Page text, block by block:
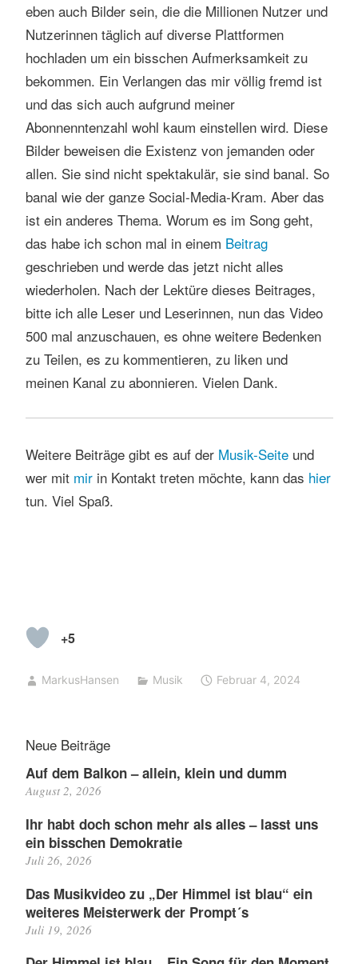
eben auch Bilder sein, die die Millionen Nutzer und
Nutzerinnen täglich auf diverse Plattformen
hochladen um ein bisschen Aufmerksamkeit zu
bekommen. Ein Verlangen das mir völlig fremd ist
und das sich auch aufgrund meiner
Abonnenntenzahl wohl kaum einstellen wird. Diese
Bilder beweisen die Existenz von jemanden oder
allen. Sie sind nicht spektakulär, sie sind banal. So
banal wie der ganze Social-Media-Kram. Aber das
ist ein anderes Thema. Worum es im Song geht,
das habe ich schon mal in einem Beitrag
geschrieben und werde das jetzt nicht alles
wiederholen. Nach der Lektüre dieses Beitrages,
bitte ich alle Leser und Leserinnen, nun das Video
500 mal anzuschauen, es ohne weitere Bedenken
zu Teilen, es zu kommentieren, zu liken und
meinen Kanal zu abonnieren. Vielen Dank.
Weitere Beiträge gibt es auf der Musik-Seite und
wer mit mirin Kontakt treten möchte, kann das hier
tun. Viel Spaß.
+5
MarkusHansen Musik Februar 4, 2024
Neue Beiträge
Auf dem Balkon – allein, klein und dumm
August 2, 2026
Ihr habt doch schon mehr als alles – lasst uns
ein bisschen Demokratie
Juli 26, 2026
Das Musikvideo zu „Der Himmel ist blau“ ein
weiteres Meisterwerk der Prompt´s
Juli 19, 2026